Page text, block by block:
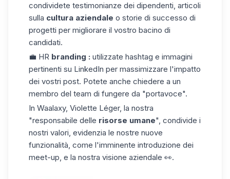
condividete testimonianze dei dipendenti, articoli
sulla cultura aziendale o storie di successo di
progetti per migliorare il vostro bacino di
candidati.
💼 HR branding : utilizzate hashtag e immagini
pertinenti su LinkedIn per massimizzare l'impatto
dei vostri post. Potete anche chiedere a un
membro del team di fungere da "portavoce".
In Waalaxy, Violette Léger, la nostra
"responsabile delle risorse umane", condivide i
nostri valori, evidenzia le nostre nuove
funzionalità, come l'imminente introduzione dei
meet-up, e la nostra visione aziendale 👀.